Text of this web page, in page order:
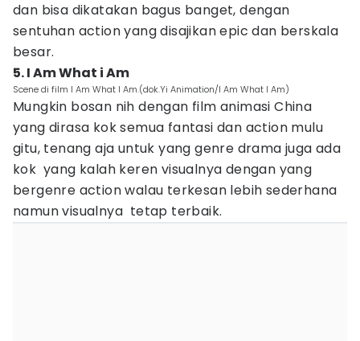
dan bisa dikatakan bagus banget, dengan
sentuhan action yang disajikan epic dan berskala
besar.
5. I Am What i Am
Scene di film I Am What I Am.(dok.Yi Animation/I Am What I Am)
Mungkin bosan nih dengan film animasi China
yang dirasa kok semua fantasi dan action mulu
gitu, tenang aja untuk yang genre drama juga ada
kok yang kalah keren visualnya dengan yang
bergenre action walau terkesan lebih sederhana
namun visualnya tetap terbaik.